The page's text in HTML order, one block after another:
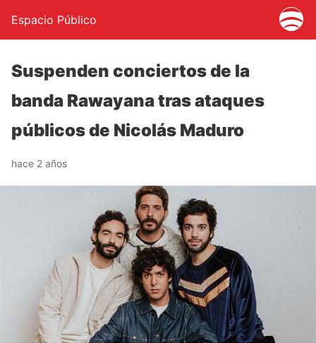
Espacio Público
Suspenden conciertos de la
banda Rawayana tras ataques
públicos de Nicolás Maduro
hace 2 años